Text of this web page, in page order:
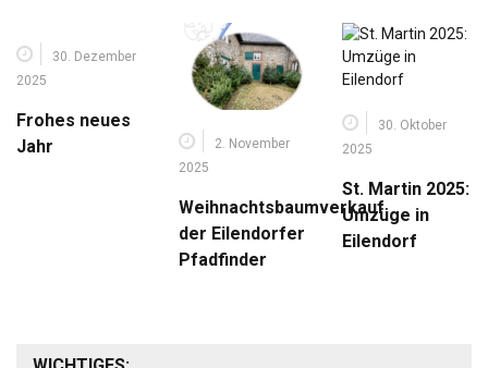
30. Dezember
2025
Frohes neues
Jahr
2. November
2025
Weihnachtsbaumverkauf
der Eilendorfer
Pfadfinder
30. Oktober
2025
St. Martin 2025:
Umzüge in
Eilendorf